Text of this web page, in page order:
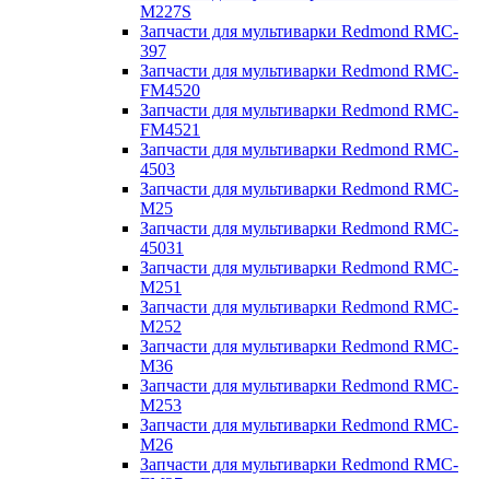
M227S
Запчасти для мультиварки Redmond RMC-
397
Запчасти для мультиварки Redmond RMC-
FM4520
Запчасти для мультиварки Redmond RMC-
FM4521
Запчасти для мультиварки Redmond RMC-
4503
Запчасти для мультиварки Redmond RMC-
M25
Запчасти для мультиварки Redmond RMC-
45031
Запчасти для мультиварки Redmond RMC-
M251
Запчасти для мультиварки Redmond RMC-
M252
Запчасти для мультиварки Redmond RMC-
M36
Запчасти для мультиварки Redmond RMC-
M253
Запчасти для мультиварки Redmond RMC-
M26
Запчасти для мультиварки Redmond RMC-